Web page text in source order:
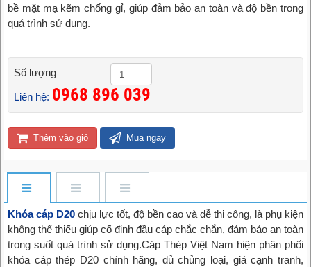
bề mặt mạ kẽm chống gỉ, giúp đảm bảo an toàn và độ bền trong
quá trình sử dụng.
Số lượng
Liên hệ: 0968 896 039
Thêm vào giỏ Mua ngay
Khóa cáp D20 chịu lực tốt, độ bền cao và dễ thi công, là phụ kiện
không thể thiếu giúp cố định đầu cáp chắc chắn, đảm bảo an toàn
trong suốt quá trình sử dụng.Cáp Thép Việt Nam hiện phân phối
khóa cáp thép D20 chính hãng, đủ chủng loại, giá cạnh tranh,